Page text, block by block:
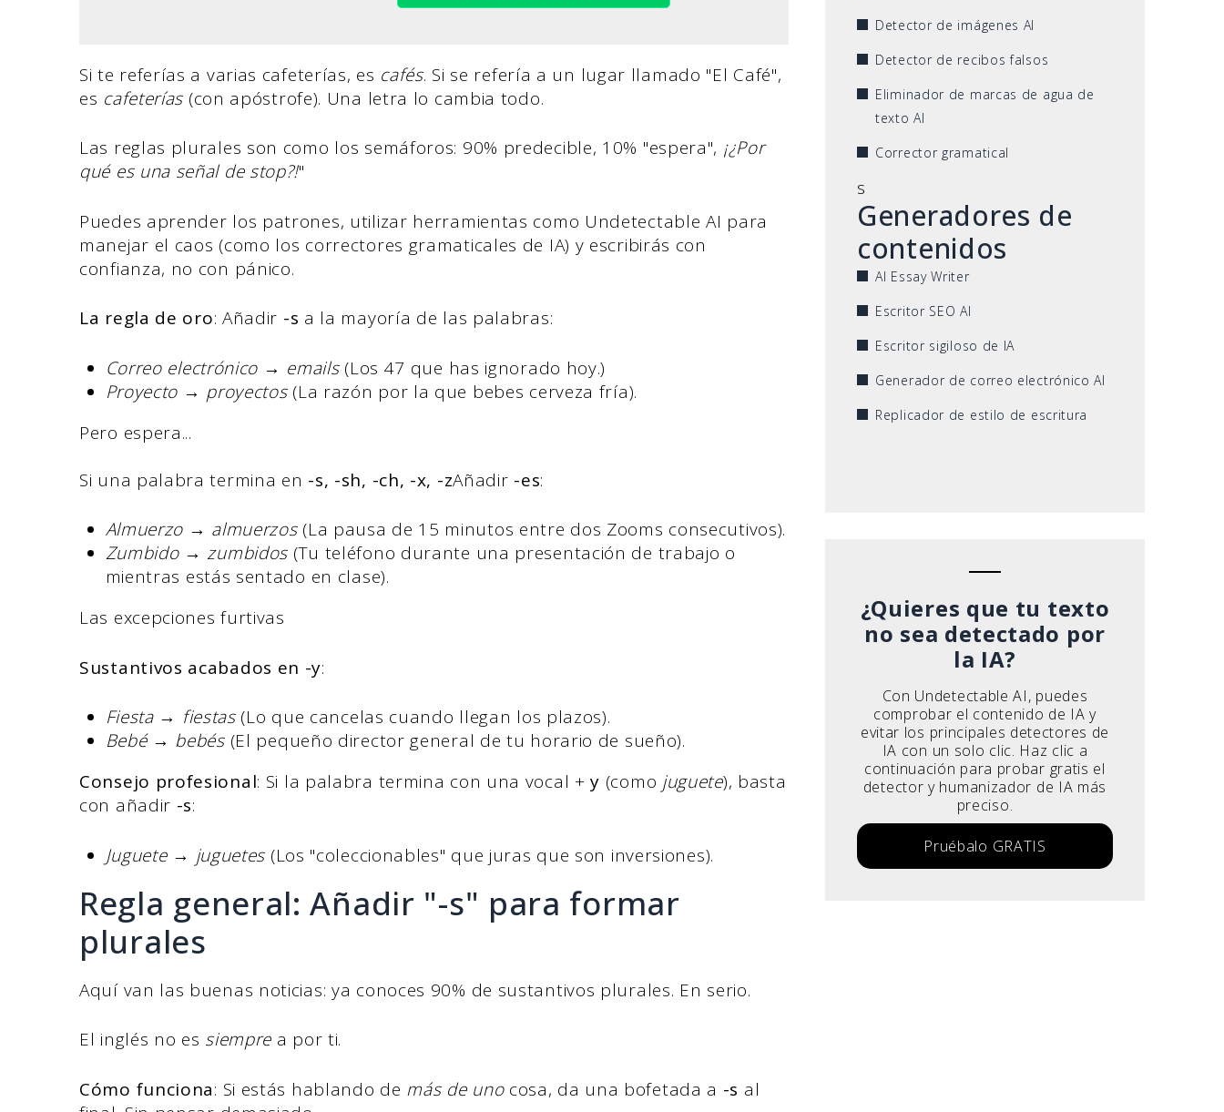
Si te referías a varias cafeterías, es cafés. Si se refería a un lugar llamado "El Café",
es cafeterías (con apóstrofe). Una letra lo cambia todo.
Las reglas plurales son como los semáforos: 90% predecible, 10% "espera", ¡¿Por
qué es una señal de stop?!"
Puedes aprender los patrones, utilizar herramientas como Undetectable AI para
manejar el caos (como los correctores gramaticales de IA) y escribirás con
confianza, no con pánico.
La regla de oro: Añadir -s a la mayoría de las palabras:
Correo electrónico → emails(Los 47 que has ignorado hoy.)
Proyecto → proyectos(La razón por la que bebes cerveza fría).
Pero espera...
Si una palabra termina en -s, -sh, -ch, -x, -zAñadir -es:
Almuerzo → almuerzos(La pausa de 15 minutos entre dos Zooms consecutivos).
Zumbido → zumbidos (Tu teléfono durante una presentación de trabajo o
mientras estás sentado en clase).
Las excepciones furtivas
Sustantivos acabados en -y:
Fiesta → fiestas(Lo que cancelas cuando llegan los plazos).
Bebé → bebés(El pequeño director general de tu horario de sueño).
Consejo profesional: Si la palabra termina con una vocal +y (como juguete), basta
con añadir -s:
Juguete → juguetes (Los "coleccionables" que juras que son inversiones).
Regla general: Añadir "-s" para formar
plurales
Aquí van las buenas noticias: ya conoces 90% de sustantivos plurales. En serio.
El inglés no es siempre a por ti.
Cómo funciona: Si estás hablando de más de unocosa, da una bofetada a -s al
Detector de imágenes AI
Detector de recibos falsos
Eliminador de marcas de agua de
texto AI
Corrector gramatical
s
Generadores de
contenidos
AI Essay Writer
Escritor SEO AI
Escritor sigiloso de IA
Generador de correo electrónico AI
Replicador de estilo de escritura
¿Quieres que tu texto
no sea detectado por
la IA?
Con Undetectable AI, puedes
comprobar el contenido de IA y
evitar los principales detectores de
IA con un solo clic. Haz clic a
continuación para probar gratis el
detector y humanizador de IA más
preciso.
Pruébalo GRATIS